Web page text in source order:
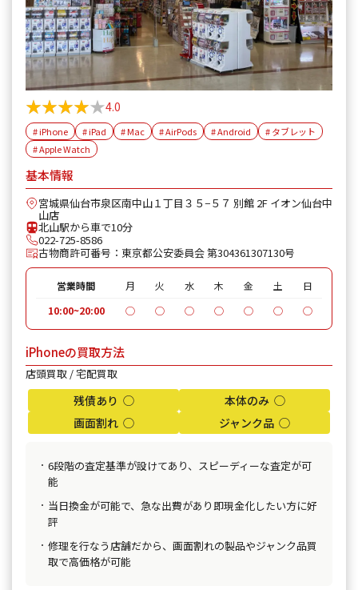
★★★★★
★★★★★4.0
# iPhone # iPad # Mac # AirPods # Android
# タブレット
# Apple Watch
基本情報
宮城県仙台市泉区南中山１丁目３５−５７ 別館 2F イオン仙台中
山店
北山駅から車で10分
022-725-8586
古物商許可番号：東京都公安委員会 第304361307130号
営業時間 月 火 水 木 金 土
日
10:00~20:00
◯ ◯ ◯ ◯ ◯ ◯ ◯
iPhoneの買取方法
店頭買取 / 宅配買取
残債あり ◯
本体のみ ◯
画面割れ ◯
ジャンク品 ◯
6段階の査定基準が設けてあり、スピーディーな査定が可
能
当日換金が可能で、急な出費があり即現金化したい方に好
評
修理を行なう店舗だから、画面割れの製品やジャンク品買
取で高価格が可能